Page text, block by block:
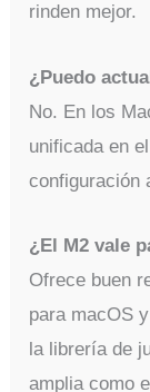
rinden mejor.
¿Puedo
No. En los
unificada en
configuración
¿El M2 vale
Ofrece buen
para macOS
la librería de
amplia como